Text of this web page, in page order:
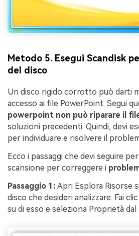
Metodo 5. Esegui Scandisk
del disco
Un disco rigido corrotto può darti
accesso ai file PowerPoint. Segui
powerpoint non può riparare il
soluzioni precedenti. Quindi, devi
per individuare e risolvere il
Ecco i passaggi che devi seguire
scansione per correggere i
Passaggio 1: Apri Esplora Risorse
disco che desideri analizzare. Fai
su di esso e seleziona Proprietà dal